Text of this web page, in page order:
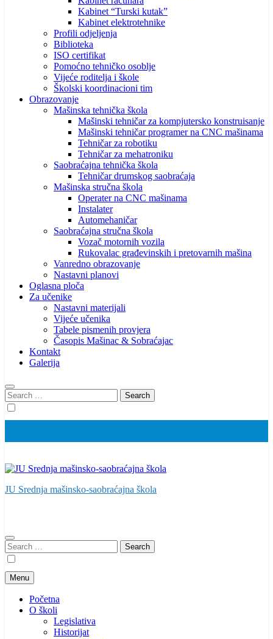
Kabinet “Turski kutak”
Kabinet elektrotehnike
Profili odjeljenja
Biblioteka
ISO certifikat
Pomoćno tehničko osoblje
Vijeće roditelja i škole
Školski koordinacioni tim
Obrazovanje
Mašinska tehnička škola
Mašinski tehničar za kompjutersko konstruisanje
Mašinski tehničar programer na CNC mašinama
Tehničar za robotiku
Tehničar za mehatroniku
Saobraćajna tehnička škola
Tehničar drumskog saobraćaja
Mašinska stručna škola
Operater na CNC mašinama
Instalater
Automehaničar
Saobraćajna stručna škola
Vozač motornih vozila
Rukovalac građevinskih i pretovarnih mašina
Vanredno obrazovanje
Nastavni planovi
Oglasna ploča
Za učenike
Nastavni materijali
Vijeće učenika
Tabele pismenih provjera
Časopis Mašinac & Sobraćajac
Kontakt
Galerija
Search
for:
JU Srednja mašinsko-saobraćajna škola
Search
for:
Menu
Početna
O školi
Legislativa
Historijat